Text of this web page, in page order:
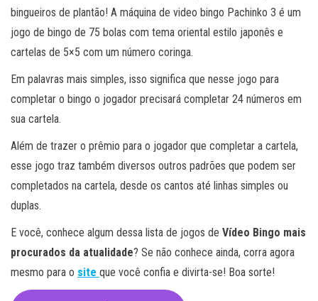
bingueiros de plantão! A máquina de video bingo Pachinko 3 é um
jogo de bingo de 75 bolas com tema oriental estilo japonês e
cartelas de 5×5 com um número coringa.
Em palavras mais simples, isso significa que nesse jogo para
completar o bingo o jogador precisará completar 24 números em
sua cartela.
Além de trazer o prêmio para o jogador que completar a cartela,
esse jogo traz também diversos outros padrões que podem ser
completados na cartela, desde os cantos até linhas simples ou
duplas.
E você, conhece algum dessa lista de jogos de Vídeo Bingo mais
procurados da atualidade? Se não conhece ainda, corra agora
mesmo para o site que você confia e divirta-se! Boa sorte!